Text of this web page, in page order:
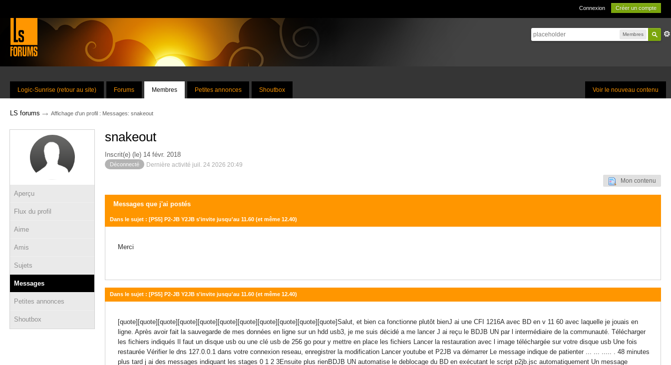
Connexion Créer un compte
Membres
Voir le nouveau contenu
Logic-Sunrise (retour au site) Forums Membres Petites annonces Shoutbox
LS forums → Affichage d'un profil : Messages: snakeout
Aperçu
Flux du profil
Aime
Amis
Sujets
Messages
Petites annonces
Shoutbox
snakeout
Inscrit(e) (le) 14 févr. 2018
Déconnecté Dernière activité juil. 24 2026 20:49
Mon contenu
Messages que j'ai postés
Dans le sujet : [PS5] P2-JB Y2JB s'invite jusqu'au 11.60 (et même 12.40)
Merci
Dans le sujet : [PS5] P2-JB Y2JB s'invite jusqu'au 11.60 (et même 12.40)
[quote][quote][quote][quote][quote][quote][quote][quote][quote][quote][quote]Salut, et bien ca fonctionne plutôt bienJ ai une CFI 1216A avec BD en v 11 60 avec laquelle je jouais en
ligne. Après avoir fait la sauvegarde de mes données en ligne sur un hdd usb3, je me suis décidé a me lancer J ai reçu le BDJB UN par l intermédiaire de la communauté. Télécharger
les fichiers indiqués Il faut un disque usb ou une clé usb de 256 go pour y mettre en place les fichiers Lancer la restauration avec l image téléchargée sur votre disque usb Une fois
restaurée Vérifier le dns 127.0.0.1 dans votre connexion reseau, enregistrer la modification Lancer youtube et P2JB va démarrer Le message indique de patienter ... ... ..... . 48 minutes
plus tard j ai des messages indiquant les stages 0 1 2 3Ensuite plus rienBDJB UN automatise le deblocage du BD en exécutant le script p2jb.jsc automatiquement Un message